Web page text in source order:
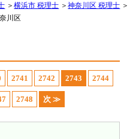
＞横浜市 税理士 ＞神奈川区 税理士 ＞
川区
2741 2742 2743 2744
2748 次 ≫